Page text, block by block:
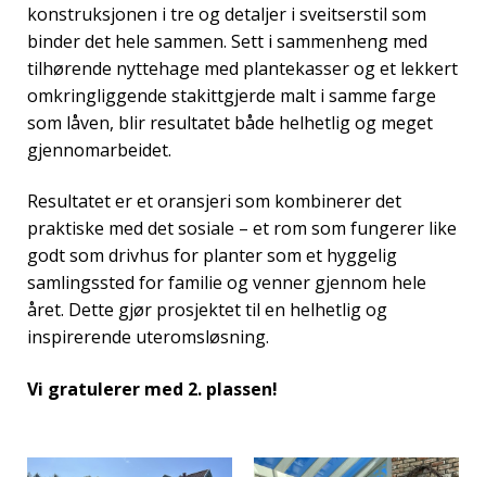
konstruksjonen i tre og detaljer i sveitserstil som
binder det hele sammen. Sett i sammenheng med
tilhørende nyttehage med plantekasser og et lekkert
omkringliggende stakittgjerde malt i samme farge
som låven, blir resultatet både helhetlig og meget
gjennomarbeidet.
Resultatet er et oransjeri som kombinerer det
praktiske med det sosiale – et rom som fungerer like
godt som drivhus for planter som et hyggelig
samlingssted for familie og venner gjennom hele
året. Dette gjør prosjektet til en helhetlig og
inspirerende uteromsløsning.
Vi gratulerer med 2. plassen!